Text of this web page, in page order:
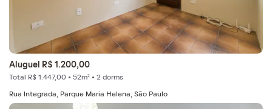
Aluguel R$ 1.200,00
Total R$ 1.447,00 • 52m² • 2 dorms
Rua Integrada, Parque Maria Helena, São Paulo